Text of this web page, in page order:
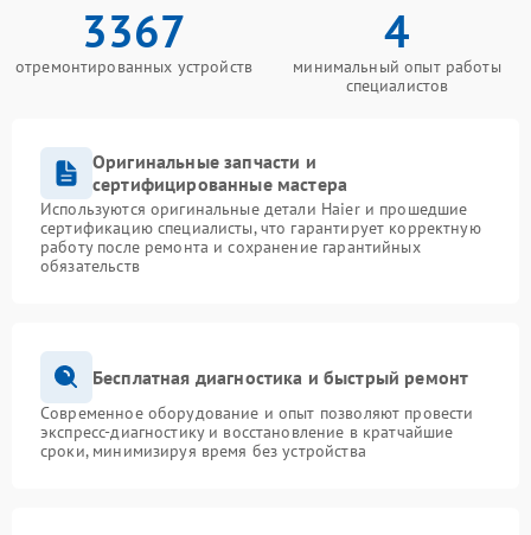
3367
отремонтированных устройств
4
минимальный опыт работы
специалистов
Оригинальные запчасти и
сертифицированные мастера
Используются оригинальные детали Haier и прошедшие
сертификацию специалисты, что гарантирует корректную
работу после ремонта и сохранение гарантийных
обязательств
Бесплатная диагностика и быстрый ремонт
Современное оборудование и опыт позволяют провести
экспресс-диагностику и восстановление в кратчайшие
сроки, минимизируя время без устройства